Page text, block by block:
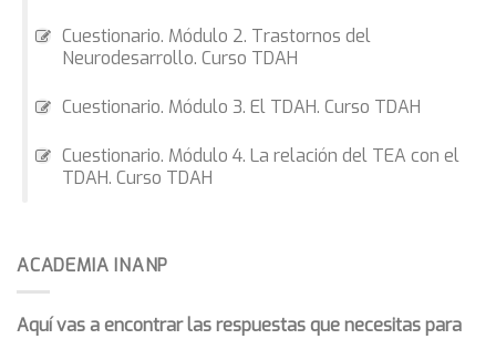
M6.2 DIDE
Cuestionario. Módulo 2. Trastornos del
Neurodesarrollo. Curso TDAH
Cuestionario. Módulo 3. El TDAH. Curso TDAH
Cuestionario. Módulo 4. La relación del TEA con el
TDAH. Curso TDAH
ACADEMIA INANP
Aquí vas a encontrar las respuestas que necesitas para